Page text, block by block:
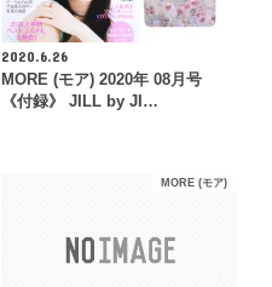
2020.6.26
MORE (モア) 2020年 08月号
《付録》 JILL by JI…
MORE (モア)